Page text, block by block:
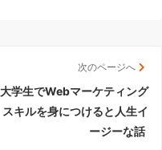
次のページへ
大学生でWebマーケティング
スキルを身につけると人生イ
ージーな話